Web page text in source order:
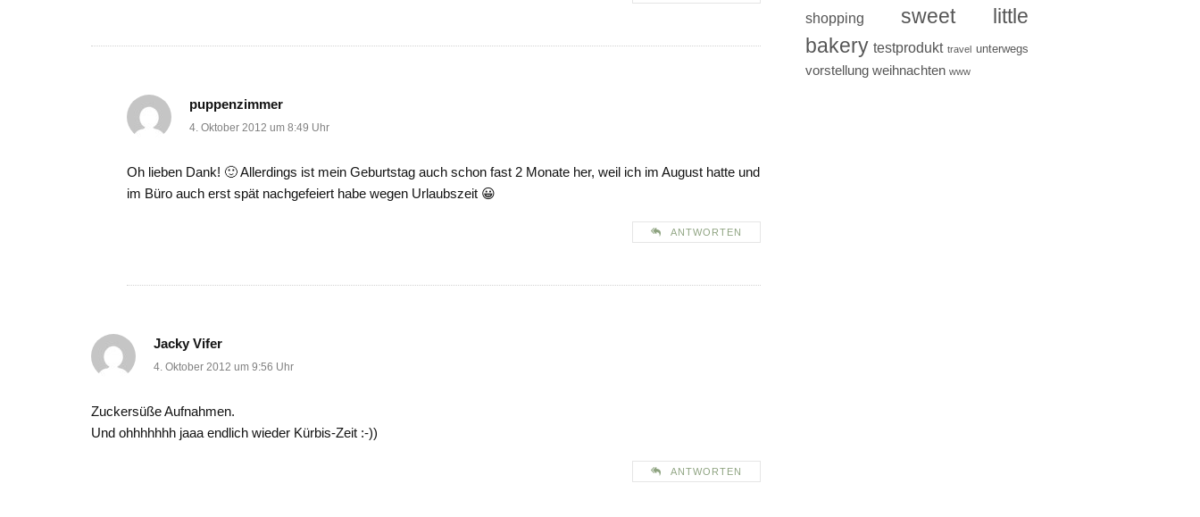
puppenzimmer
4. Oktober 2012 um 8:49 Uhr
Oh lieben Dank! 🙂 Allerdings ist mein Geburtstag auch schon fast 2 Monate her, weil ich im August hatte und
im Büro auch erst spät nachgefeiert habe wegen Urlaubszeit 😀
ANTWORTEN
Jacky Vifer
4. Oktober 2012 um 9:56 Uhr
Zuckersüße Aufnahmen.
Und ohhhhhhh jaaa endlich wieder Kürbis-Zeit :-))
ANTWORTEN
shopping
sweet little
bakery testprodukt travel unterwegs
vorstellung weihnachten www